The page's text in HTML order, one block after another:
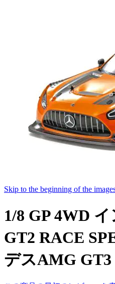
Skip to the beginning of the
1/8 GP 4WD
GT2 RACE
デスAMG GT3